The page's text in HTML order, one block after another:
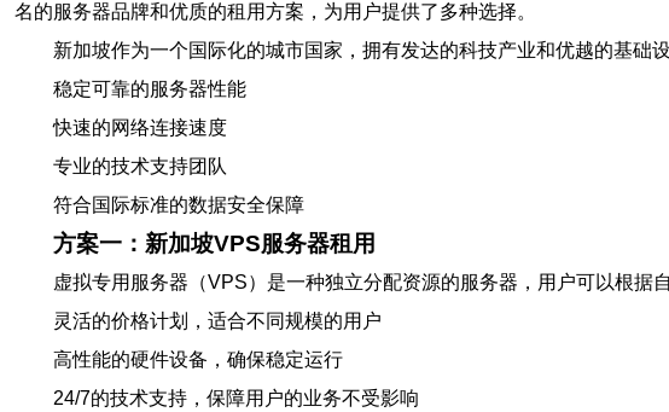
名的服务器品牌和优质的租用方案，为用户提供了多种选择。
新加坡作为一个国际化的城市国家，拥有发达的科技产业和优越的基础
稳定可靠的服务器性能
快速的网络连接速度
专业的技术支持团队
符合国际标准的数据安全保障
方案一：新加坡VPS服务器租用
虚拟专用服务器（VPS）是一种独立分配资源的服务器，用户可以根据
灵活的价格计划，适合不同规模的用户
高性能的硬件设备，确保稳定运行
24/7的技术支持，保障用户的业务不受影响